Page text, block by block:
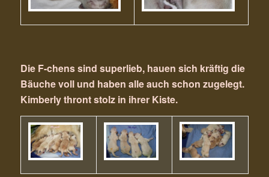
Die F-chens sind superlieb, hauen sich kräftig die
Bäuche voll und haben alle auch schon zugelegt.
Kimberly thront stolz in ihrer Kiste.